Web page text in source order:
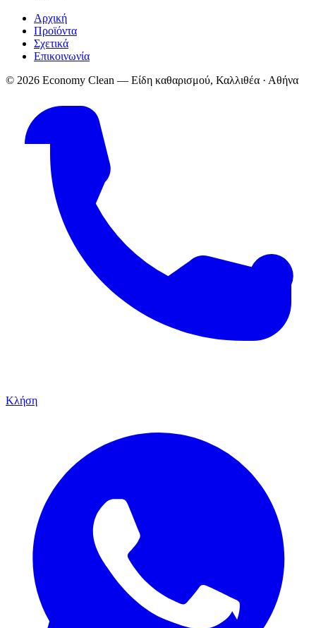
Αρχική
Προϊόντα
Σχετικά
Επικοινωνία
© 2026 Economy Clean — Είδη καθαρισμού, Καλλιθέα · Αθήνα
Κλήση